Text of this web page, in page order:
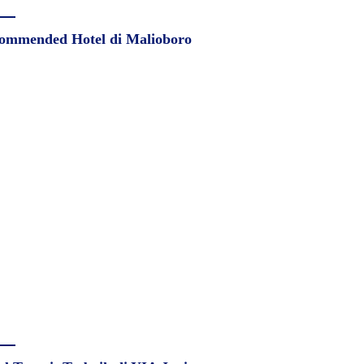
Hotel di Malioboro